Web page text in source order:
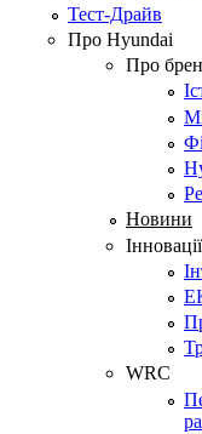
Тест-Драйв
Про Hyundai
Про
Новини
Інновації
WRC